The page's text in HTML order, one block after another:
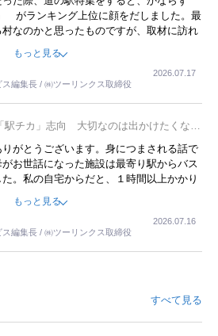
がランキング上位に顔をだしました。最
なのかと思ったものですが、取材に訪れ
ーしたら、興味深い話が次々が飛び出しま
でも思い出すことが２つあります。一つ
ランドを見学させ、サービス業、接客業
ることです。 もう一つは1800円もする
するにあたり、社内に懸念もあったそう
都内ナンバーの高級外車が停まっている
も売れると確信したそうです。今回の記
もっと見る
編集長 / ㈱ツーリンクス取締役
2026.07.17
駅チカ」志向 大切なのは出かけたくなる
がとうございます。身につまされる話で
お世話になった施設は最寄り駅からバス
。私の自宅からだと、１時間以上かかり
という理由で、その施設を選択したので
日仕事ででした。シニアの住まい選び
をする家族の足の便も考えない外池ない
もっと見る
編集長 / ㈱ツーリンクス取締役
2026.07.16
すべて見る